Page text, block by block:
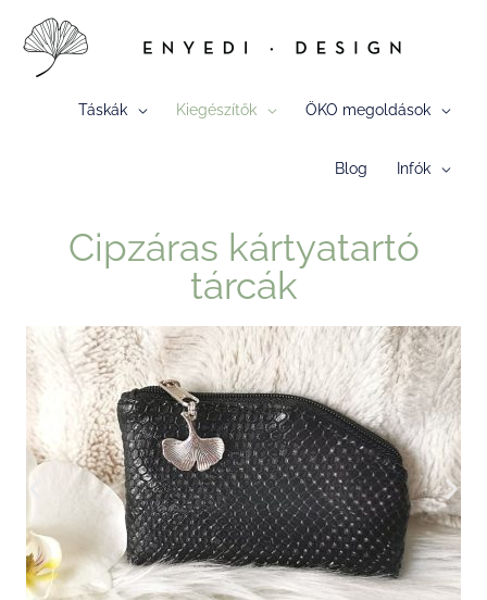
Táskák Kiegészítők ÖKO megoldások
Blog Infók
Cipzáras kártyatartó
tárcák